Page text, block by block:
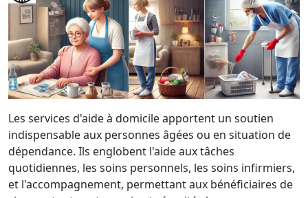
Les services d'aide à domicile apportent un soutien
indispensable aux personnes âgées ou en situation de
dépendance. Ils englobent l'aide aux tâches
quotidiennes, les soins personnels, les soins infirmiers,
et l'accompagnement, permettant aux bénéficiaires de